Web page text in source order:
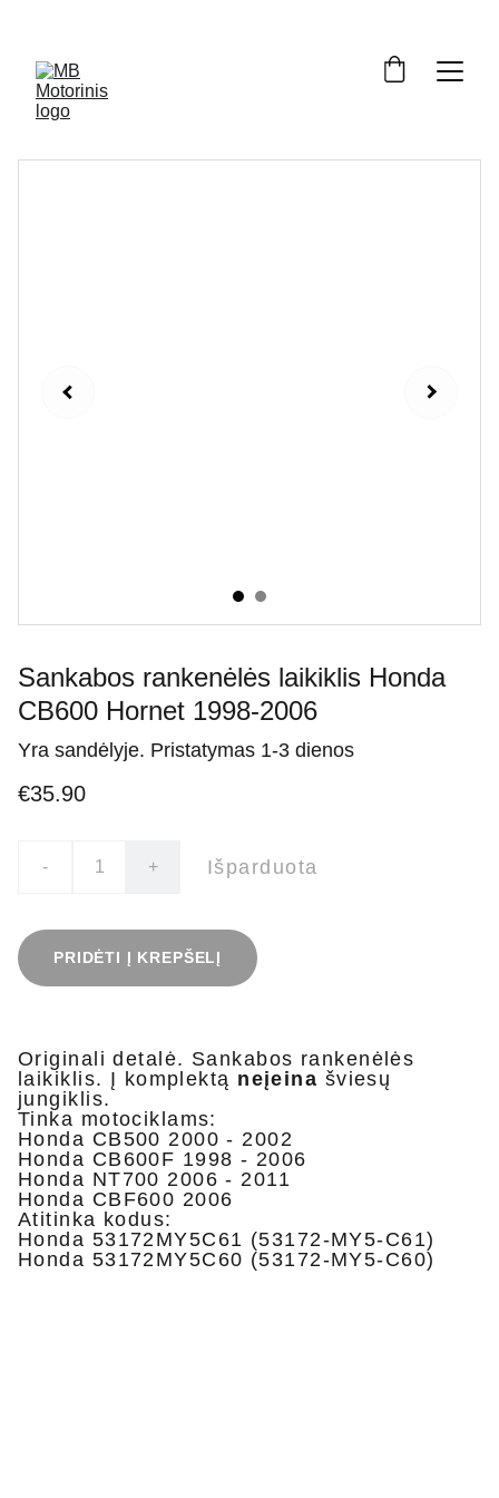
Sankabos rankenėlės laikiklis Honda
CB600 Hornet 1998-2006
Yra sandėlyje. Pristatymas 1-3 dienos
€35.90
- + Išparduota
PRIDĖTI Į KREPŠELĮ
Originali detalė. Sankabos rankenėlės
laikiklis. Į komplektą neįeina šviesų
jungiklis.
Tinka motociklams:
Honda CB500 2000 - 2002
Honda CB600F 1998 - 2006
Honda NT700 2006 - 2011
Honda CBF600 2006
Atitinka kodus:
Honda 53172MY5C61 (53172-MY5-C61)
Honda 53172MY5C60 (53172-MY5-C60)